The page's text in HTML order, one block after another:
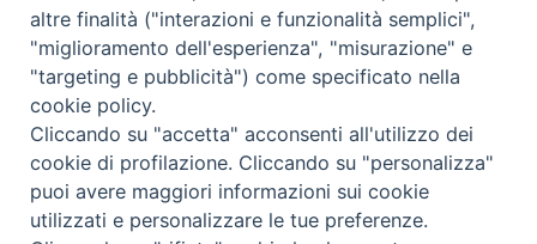
altre finalità ("interazioni e funzionalità semplici",
"miglioramento dell'esperienza", "misurazione" e
"targeting e pubblicità") come specificato nella
cookie policy.
Cliccando su "accetta" acconsenti all'utilizzo dei
cookie di profilazione. Cliccando su "personalizza"
puoi avere maggiori informazioni sui cookie
utilizzati e personalizzare le tue preferenze.